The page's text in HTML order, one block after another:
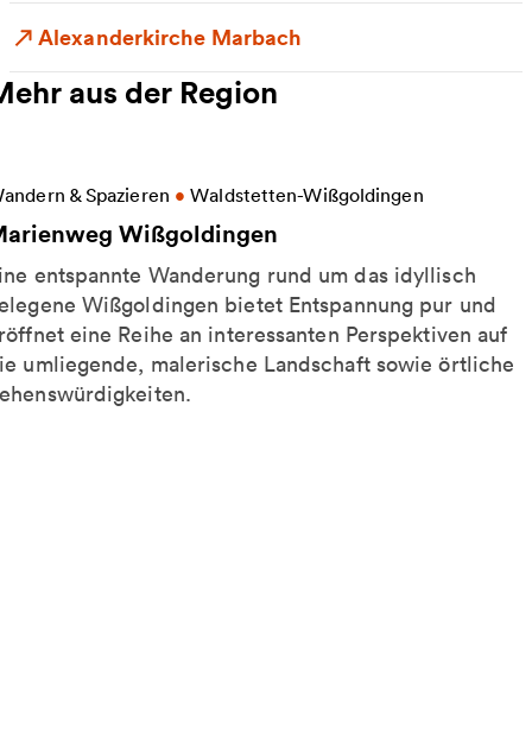
Alexanderkirche Marbach
aus der Region
& Spazieren • Waldstetten-Wißgoldingen
Wißgoldingen
entspannte Wanderung rund um das idyllisch
Wißgoldingen bietet Entspannung pur und
eine Reihe an interessanten Perspektiven auf
umliegende, malerische Landschaft sowie örtliche
Informationen zu Marienweg Wißgoldingen